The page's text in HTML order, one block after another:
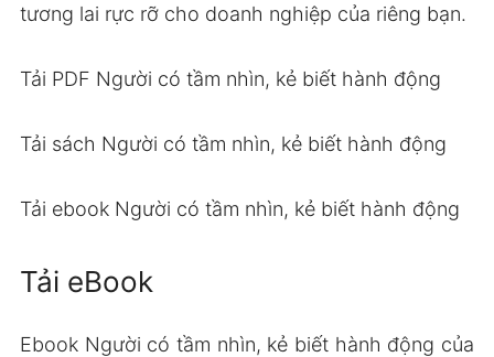
tương lai rực rỡ cho doanh nghiệp của riêng bạn.
Tải PDF Người có tầm nhìn, kẻ biết hành động
Tải sách Người có tầm nhìn, kẻ biết hành động
Tải ebook Người có tầm nhìn, kẻ biết hành động
Tải eBook
Ebook Người có tầm nhìn, kẻ biết hành động của